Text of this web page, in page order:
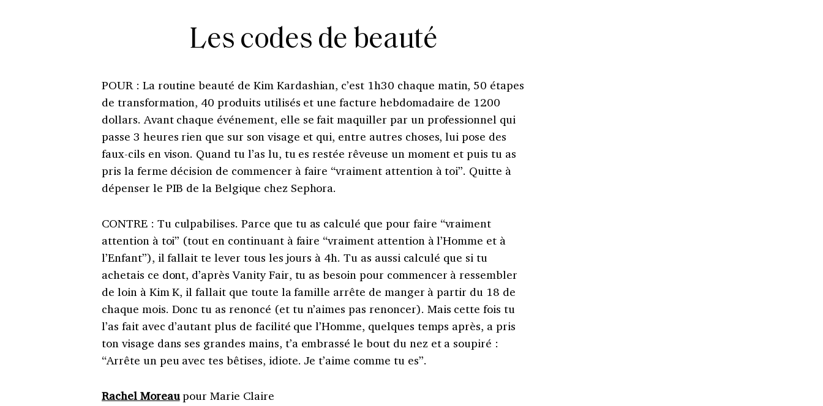
Les codes de beauté
POUR : La routine beauté de Kim Kardashian, c’est 1h30 chaque matin, 50 étapes
de transformation, 40 produits utilisés et une facture hebdomadaire de 1200
dollars. Avant chaque événement, elle se fait maquiller par un professionnel qui
passe 3 heures rien que sur son visage et qui, entre autres choses, lui pose des
faux-cils en vison. Quand tu l’as lu, tu es restée rêveuse un moment et puis tu as
pris la ferme décision de commencer à faire “vraiment attention à toi”. Quitte à
dépenser le PIB de la Belgique chez Sephora.
CONTRE: Tu culpabilises. Parce que tu as calculé que pour faire “vraiment
attention à toi” (tout en continuant à faire “vraiment attention à l’Homme et à
l’Enfant”), il fallait te lever tous les jours à 4h. Tu as aussi calculé que si tu
achetais ce dont, d’après Vanity Fair, tu as besoin pour commencer à ressembler
de loin à Kim K, il fallait que toute la famille arrête de manger à partir du 18 de
chaque mois. Donc tu as renoncé (et tu n’aimes pas renoncer). Mais cette fois tu
l’as fait avec d’autant plus de facilité que l’Homme, quelques temps après, a pris
ton visage dans ses grandes mains, t’a embrassé le bout du nez et a soupiré :
“Arrête un peu avec tes bêtises, idiote. Je t’aime comme tu es”.
Rachel Moreaupour Marie Claire